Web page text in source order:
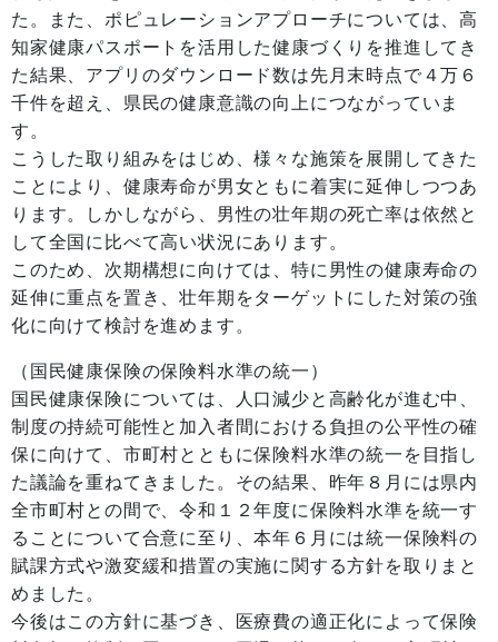
た。また、ポピュレーションアプローチについては、高
知家健康パスポートを活用した健康づくりを推進してき
た結果、アプリのダウンロード数は先月末時点で４万６
千件を超え、県民の健康意識の向上につながっていま
す。
こうした取り組みをはじめ、様々な施策を展開してきた
ことにより、健康寿命が男女ともに着実に延伸しつつあ
ります。しかしながら、男性の壮年期の死亡率は依然と
して全国に比べて高い状況にあります。
このため、次期構想に向けては、特に男性の健康寿命の
延伸に重点を置き、壮年期をターゲットにした対策の強
化に向けて検討を進めます。
（国民健康保険の保険料水準の統一）
国民健康保険については、人口減少と高齢化が進む中、
制度の持続可能性と加入者間における負担の公平性の確
保に向けて、市町村とともに保険料水準の統一を目指し
た議論を重ねてきました。その結果、昨年８月には県内
全市町村との間で、令和１２年度に保険料水準を統一す
ることについて合意に至り、本年６月には統一保険料の
賦課方式や激変緩和措置の実施に関する方針を取りまと
めました。
今後はこの方針に基づき、医療費の適正化によって保険